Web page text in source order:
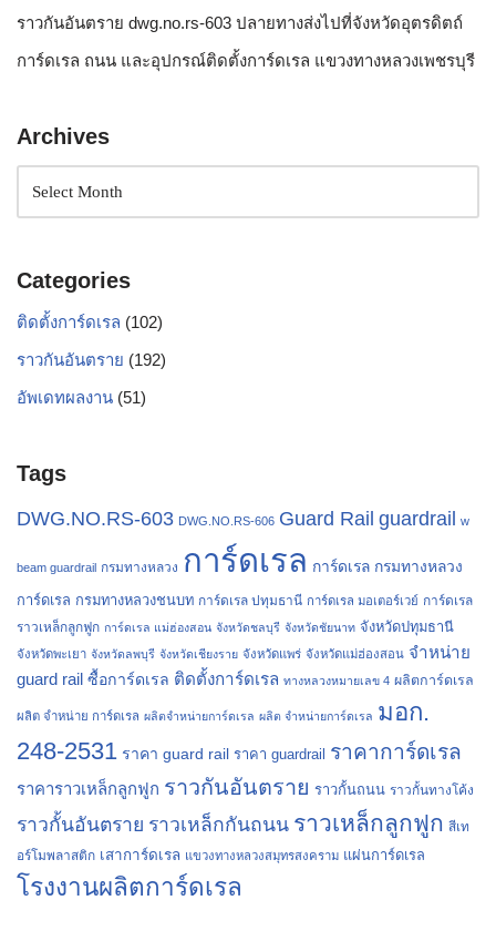
ราวกันอันตราย dwg.no.rs-603 ปลายทางส่งไปที่จังหวัดอุตรดิตถ์
การ์ดเรล ถนน และอุปกรณ์ติดตั้งการ์ดเรล แขวงทางหลวงเพชรบุรี
Archives
Categories
ติดตั้งการ์ดเรล (102)
ราวกันอันตราย (192)
อัพเดทผลงาน (51)
Tags
DWG.NO.RS-603 DWG.NO.RS-606 Guard Rail guardrail w
beam guardrail กรมทางหลวง การ์ดเรล การ์ดเรล กรมทางหลวง
การ์ดเรล กรมทางหลวงชนบท การ์ดเรล ปทุมธานี การ์ดเรล มอเตอร์เวย์ การ์ดเรล
ราวเหล็กลูกฟูก การ์ดเรล แม่ฮ่องสอน จังหวัดชลบุรี จังหวัดชัยนาท จังหวัดปทุมธานี
จังหวัดพะเยา จังหวัดลพบุรี จังหวัดเชียงราย จังหวัดแพร่ จังหวัดแม่ฮ่องสอน จำหน่าย
guard rail ซื้อการ์ดเรล ติดตั้งการ์ดเรล ทางหลวงหมายเลข 4 ผลิตการ์ดเรล
ผลิต จำหน่าย การ์ดเรล ผลิตจำหน่ายการ์ดเรล ผลิต จำหน่ายการ์ดเรล มอก.
248-2531 ราคา guard rail ราคา guardrail ราคาการ์ดเรล
ราคาราวเหล็กลูกฟูก ราวกันอันตราย ราวกั้นถนน ราวกั้นทางโค้ง
ราวกั้นอันตราย ราวเหล็กกันถนน ราวเหล็กลูกฟูก สีเท
อร์โมพลาสติก เสาการ์ดเรล แขวงทางหลวงสมุทรสงคราม แผ่นการ์ดเรล
โรงงานผลิตการ์ดเรล